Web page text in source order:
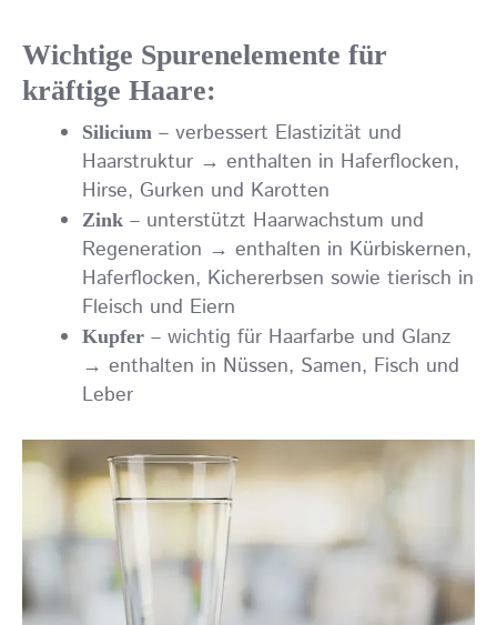
Wichtige Spurenelemente für
kräftige Haare:
Silicium – verbessert Elastizität und
Haarstruktur → enthalten in Haferflocken,
Hirse, Gurken und Karotten
Zink – unterstützt Haarwachstum und
Regeneration → enthalten in Kürbiskernen,
Haferflocken, Kichererbsen sowie tierisch in
Fleisch und Eiern
Kupfer – wichtig für Haarfarbe und Glanz
→ enthalten in Nüssen, Samen, Fisch und
Leber